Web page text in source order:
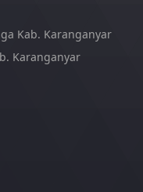
Kab. Karanganyar
Karanganyar